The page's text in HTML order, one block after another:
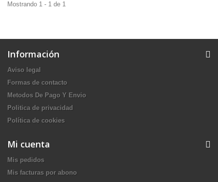
Mostrando 1 - 1 de 1
Información
Aviso legal
Formas de contacto
Metodos De Pago Y Envio
Politica de privacidad
Política de cookies
Mi cuenta
Mis pedidos
Mis facturas por abono